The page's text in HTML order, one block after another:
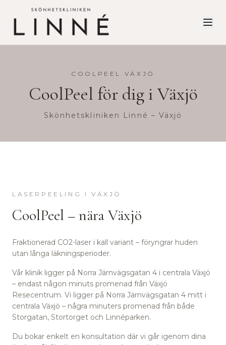
COOLPEEL VÄXJÖ
CoolPeel för dig i Växjö
Skönhetskliniken Linné – Växjö
LASERPEELING IVÄXJÖ
CoolPeel – näraVäxjö
Fraktionerad CO2-laser i kall variant – föryngrar huden
utan långa läkningsperioder.
Vår klinik ligger på Norra Järnvägsgatan 4 i centrala Växjö
– endast någon minuts promenad från Växjö
Resecentrum. Vi ligger på Norra Järnvägsgatan 4 mitt i
centrala Växjö – några minuters promenad från både
Storgatan, Stortorget och Linnéparken.
Du bokar enkelt en konsultation där vi går igenom dina